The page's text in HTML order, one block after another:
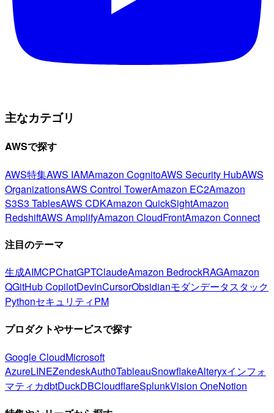
主なカテゴリ
AWSで探す
AWS特集AWS IAMAmazon CognitoAWS Security HubAWS
OrganizationsAWS Control TowerAmazon EC2Amazon
S3S3 TablesAWS CDKAmazon QuickSightAmazon
RedshiftAWS AmplifyAmazon CloudFrontAmazon Connect
注目のテーマ
生成AIMCPChatGPTClaudeAmazon BedrockRAGAmazon
QGitHub CopilotDevinCursorObsidianモダンデータスタック
PythonセキュリティPM
プロダクトやサービスで探す
Google CloudMicrosoft
AzureLINEZendeskAuth0TableauSnowflakeAlteryxインフォ
マティカdbtDuckDBCloudflareSplunkVision OneNotion